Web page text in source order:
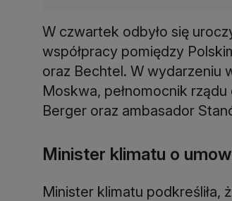
W czwartek odbyło się
współpracy pomiędzy
oraz Bechtel. W wydarzeniu
Moskwa, pełnomocnik
Berger oraz ambasador
Minister klimatu o
Minister klimatu